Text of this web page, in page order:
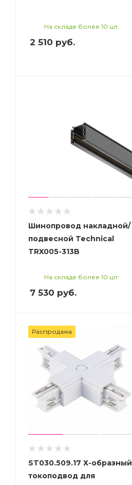
На складе более 10 шт.
2 510 руб.
Шинопровод накладной/
подвесной Technical
TRX005-313B
На складе более 10 шт.
7 530 руб.
Распродажа
ST030.509.17 Х-образный
токоподвод для